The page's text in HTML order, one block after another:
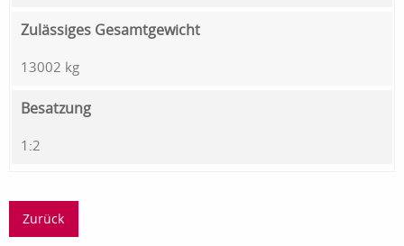
Zulässiges Gesamtgewicht
13002 kg
Besatzung
1:2
Zurück